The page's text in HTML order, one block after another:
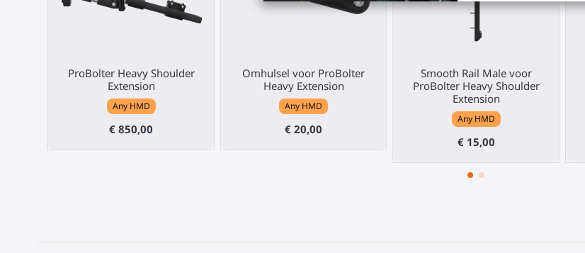
ProBolter Heavy Shoulder
Extension
Any HMD
€ 850,00
Omhulsel voor ProBolter
Heavy Extension
Any HMD
€ 20,00
Smooth Rail Male voor
ProBolter Heavy Shoulder
Extension
Any HMD
€ 15,00